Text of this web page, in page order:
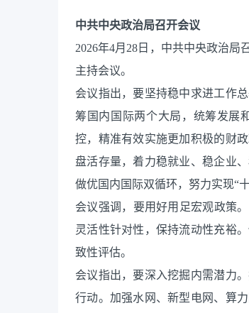
中共中央政治局召开会议
2026年4月28日，中共中央政治
主持会议。
会议指出，要坚持稳中求进工作
筹国内国际两个大局，统筹发展
控，精准有效实施更加积极的财
盘活存量，着力稳就业、稳企业
做优国内国际双循环，努力实现“
会议强调，要用好用足宏观政策
灵活性针对性，保持流动性充裕
致性评估。
会议指出，要深入挖掘内需潜力
行动。加强水网、新型电网、算